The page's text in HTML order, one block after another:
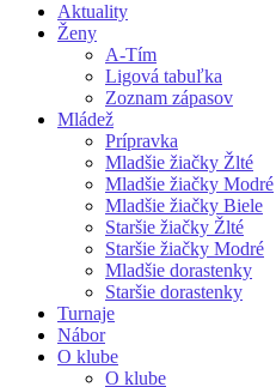
Aktuality
Ženy
A-Tím
Ligová tabuľka
Zoznam zápasov
Mládež
Prípravka
Mladšie žiačky Žlté
Mladšie žiačky Modré
Mladšie žiačky Biele
Staršie žiačky Žlté
Staršie žiačky Modré
Mladšie dorastenky
Staršie dorastenky
Turnaje
Nábor
O klube
O klube